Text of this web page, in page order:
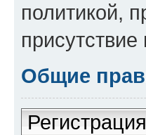
политикой,
Общие
Регистрация